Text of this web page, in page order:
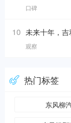
口碑
10 未来十年，吉
观察
热门标签
东风柳